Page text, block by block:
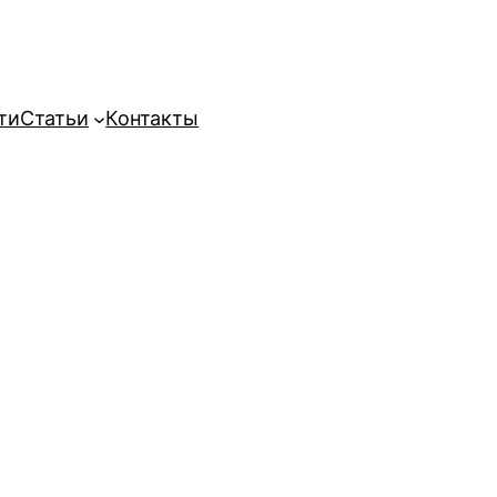
Статьи Контакты